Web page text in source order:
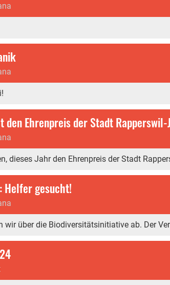
Ehrenpreis der Stadt Rapperswil-
dieses Jahr den Ehrenpreis der Stadt
gesucht!
wir über die Biodiversitätsinitiative ab. Der